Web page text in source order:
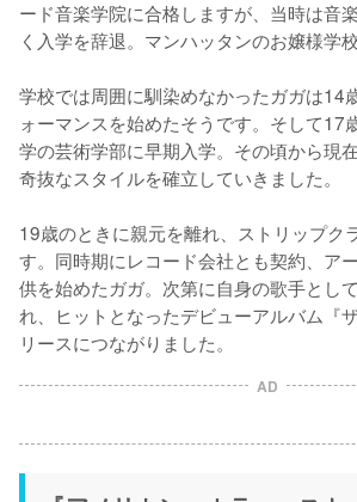
ード音楽学院に合格しますが、当時は音
く入学を辞退。マンハッタンのお嬢様学
学校では周囲に馴染めなかったガガは14
ォーマンスを始めたそうです。そして17
学の芸術学部に早期入学。その頃から現
奇抜なスタイルを確立していきました。
19歳のときに親元を離れ、ストリップク
す。同時期にレコード会社とも契約、ア
供を始めたガガ。次第に自身の歌手とし
れ、ヒットとなったデビューアルバム『
リースにつながりました。
AD